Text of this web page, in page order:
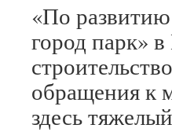
«По
город парк»
обращения к
здесь